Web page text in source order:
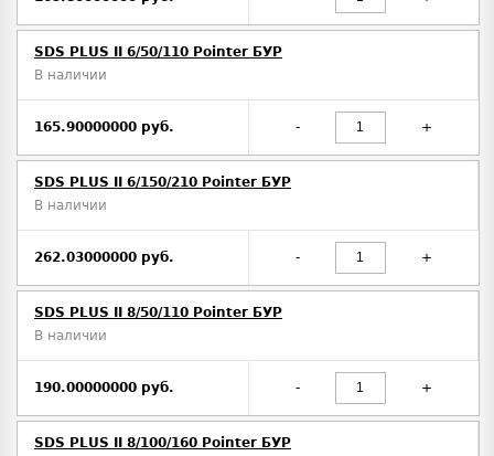
SDS PLUS II 6/50/110 Pointer БУР
В наличии
165.90000000 руб. - +
SDS PLUS II 6/150/210 Pointer БУР
В наличии
262.03000000 руб. - +
SDS PLUS II 8/50/110 Pointer БУР
В наличии
190.00000000 руб. - +
SDS PLUS II 8/100/160 Pointer БУР